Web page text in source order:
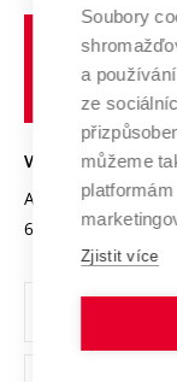
Výzkumné
Transfer znalostí
Open Science
Projekty
Projekty ze
Specifický výzkum
Spolupráce se
Mezinárodní
Univerzitní sítě
Profil univerzity
Udržitelná
Podnikavá
Bezpečná
Vyznamenání
Organizační
Ochrana
VYSOKÉ UČENÍ
Antonínská 548/1
602 00 Brno
Soubory
a
ze
můžeme
Zjistit více